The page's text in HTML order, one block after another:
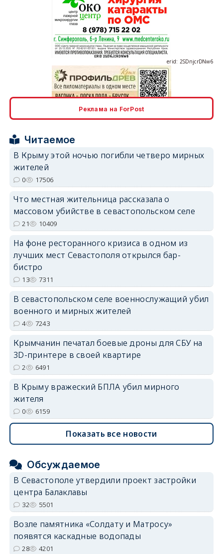
erid: 2SDnjcrDNw6
Реклама на ForPost
Читаемое
В Крыму этой ночью погибли четверо мирных
жителей
0 17506
Что местная жительница рассказала о
массовом убийстве в севастопольском селе
21 10409
На фоне ресторанного кризиса в одном из
лучших мест Севастополя открылся бар-
бистро
13 7311
В севастопольском селе военнослужащий убил
военного и мирных жителей
4 7243
Крымчанин печатал боевые дроны для СБУ на
3D-принтере в своей квартире
2 6491
В Крыму вражеский БПЛА убил мирного
жителя
0 6159
Показать все новости
Обсуждаемое
В Севастополе утвердили проект застройки
центра Балаклавы
32 5501
Возле памятника «Солдату и Матросу»
появятся каскадные водопады
28 4201